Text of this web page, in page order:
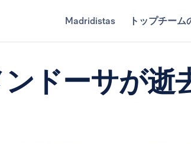
Madridistas トップチーム
ドーサが逝